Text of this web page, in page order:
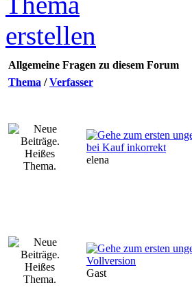
Allgemeine Fragen zu diesem Forum
Thema /Verfasser
bei Kauf inkorrekt
elena
Vollversion
Gast